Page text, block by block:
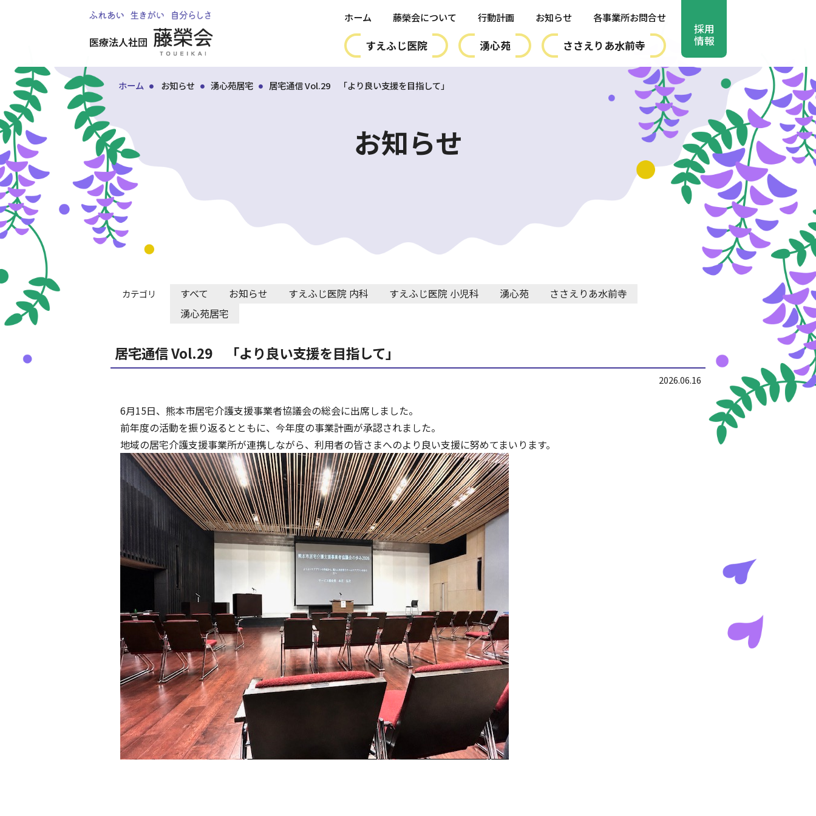
医療法人社団
ホーム 藤榮会について 行動計画 お知らせ 各事業所お問合せ
すえふじ医院 湧心苑 ささえりあ水前寺
採用
情報
ホーム お知らせ 湧心苑居宅 居宅通信 Vol.29 「より良い支援を目指して」
お知らせ
カテゴリ すべて お知らせ すえふじ医院 内科 すえふじ医院 小児科 湧心苑
ささえりあ水前寺
湧心苑居宅
居宅通信 Vol.29 「より良い支援を目指して」
2026.06.16
6月15日、熊本市居宅介護支援事業者協議会の総会に出席しました。
前年度の活動を振り返るとともに、今年度の事業計画が承認されました。
地域の居宅介護支援事業所が連携しながら、利用者の皆さまへのより良い支援に努めてまいります。